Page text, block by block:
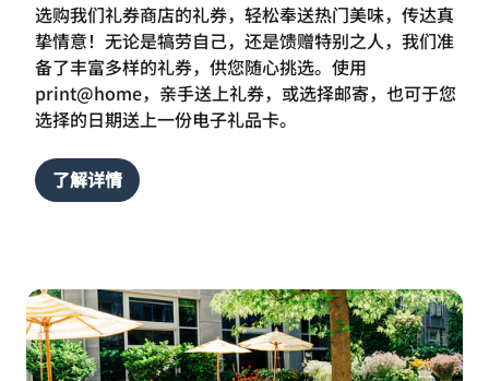
选购我们礼券商店的礼券，轻松奉送热门美味，传达真
挚情意！无论是犒劳自己，还是馈赠特别之人，我们准
备了丰富多样的礼券，供您随心挑选。使用
print@home，亲手送上礼券，或选择邮寄，也可于您
选择的日期送上一份电子礼品卡。
了解详情